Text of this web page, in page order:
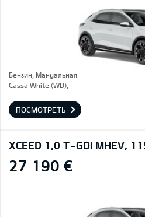
Бензин, Mануальная
Cassa White (WD),
ПОСМОТРЕТЬ
XCEED 1,0 T-GDI MHEV,
27 190 €